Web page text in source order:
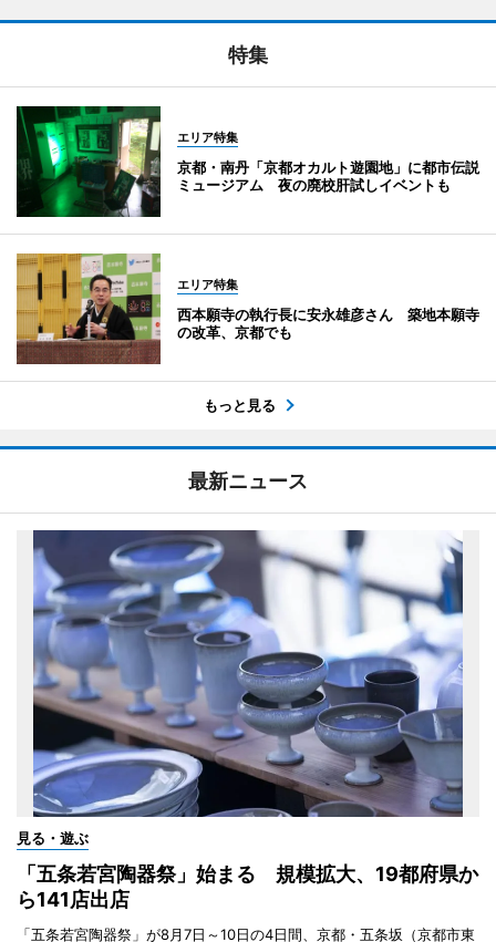
特集
エリア特集
京都・南丹「京都オカルト遊園地」に都市伝説
ミュージアム 夜の廃校肝試しイベントも
エリア特集
西本願寺の執行長に安永雄彦さん 築地本願寺
の改革、京都でも
もっと見る
最新ニュース
見る・遊ぶ
「五条若宮陶器祭」始まる 規模拡大、19都府県か
ら141店出店
「五条若宮陶器祭」が8月7日～10日の4日間、京都・五条坂（京都市東